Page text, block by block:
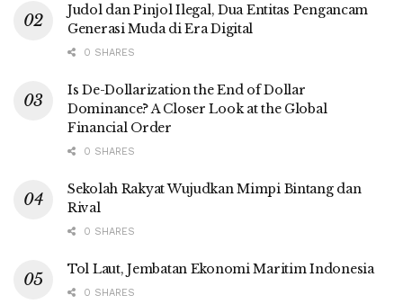
Judol dan Pinjol Ilegal, Dua Entitas Pengancam
Generasi Muda di Era Digital
0 SHARES
Is De-Dollarization the End of Dollar
Dominance? A Closer Look at the Global
Financial Order
0 SHARES
Sekolah Rakyat Wujudkan Mimpi Bintang dan
Rival
0 SHARES
Tol Laut, Jembatan Ekonomi Maritim Indonesia
0 SHARES